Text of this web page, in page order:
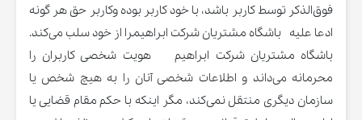
فوق‌الذکر توسط کاربر باشد، با خود کاربر بوده وکاربر حق هر گونه
ادعا علیه باشگاه مشتریان شرکت ابراهیمرا از خود سلب می‌کند.
باشگاه مشتریان شرکت ابراهیم هویت شخصی کاربران را
محرمانه می‌داند و اطلاعات شخصی آنان را به هیچ شخص یا
سازمان دیگری منتقل نمی‌کند، مگر اینکه با حکم مقام قضایی یا